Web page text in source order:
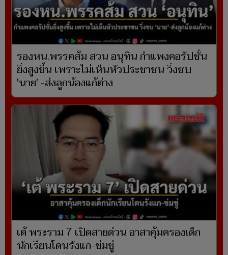
รองหน.พรรคส้ม สวน อนุทิน กำแพงคอรัปชั่น
ยิ่งสูงขึ้น เพราะไม่เห็นหัวประชาชน วิ่งซบ
'นาย' -ส่งลูกน้องแก้ต่าง
เต้ พระราม 7 เปิดสายด่วน อาสาคุ้มครองเด็ก
นักเรียนโดนรังแก-ข่มขู่